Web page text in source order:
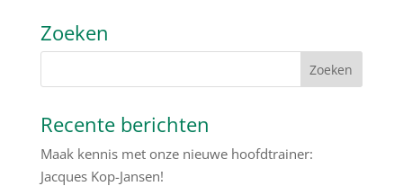
Zoeken
Recente berichten
Maak kennis met onze nieuwe hoofdtrainer:
Jacques Kop-Jansen!